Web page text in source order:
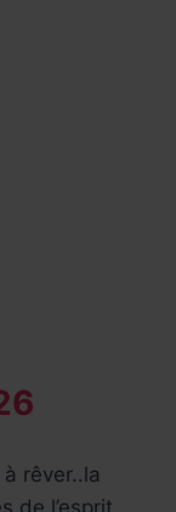
rêver..la